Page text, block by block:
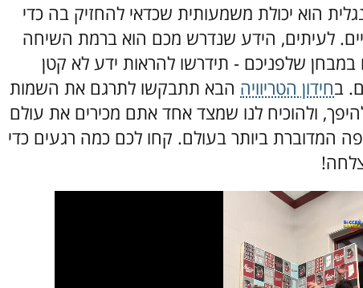
הוא יכולת משמעותית שכדאי להחזיק בה כדי
לעיתים, הידע שנדרש מכם הוא ברמת השיחה
שלפניכם - תידרשו להראות ידע לא קטן
בחידון הטריוויה הבא תתבקשו לתרגם את השמות
ולהוכיח לנו שמצד אחד אתם מכירים את עולם
המדוברת ביותר בעולם. קחו לכם כמה רגעים כדי